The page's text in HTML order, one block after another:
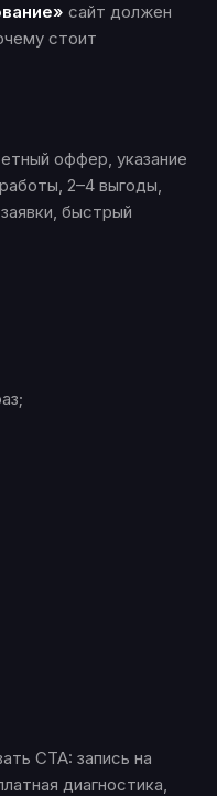
сайт должен
стоит
оффер, указание
2–4 выгоды,
быстрый
CTA: запись на
диагностика,